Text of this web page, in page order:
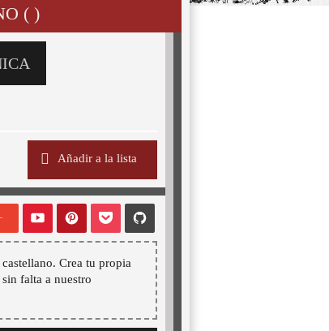
( )
Añadir a la lista
Crea tu propia
falta a nuestro